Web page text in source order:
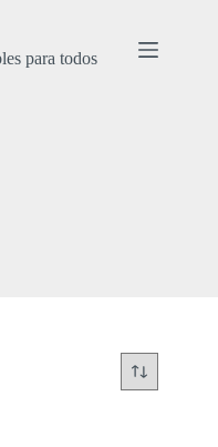
para todos